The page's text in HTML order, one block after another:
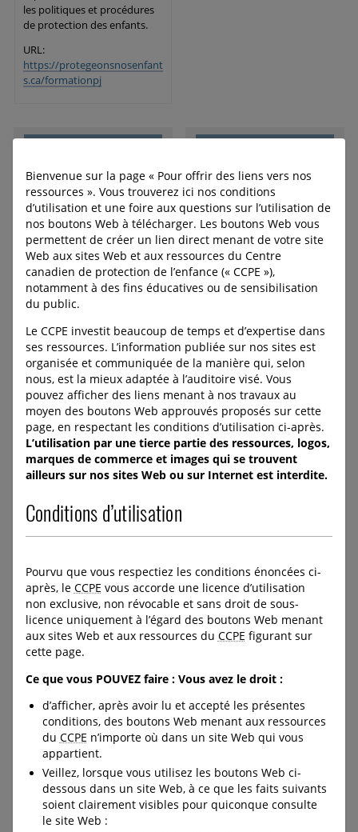
les politiques et procédures
de protection des enfants.
URL:
https://protegeonsnosenfant
s.ca/formationpj
FULL-WIDTH
Leçons numériques sur
la sécurité en ligne
pour le secondaire
éducateurs d’aborder des
sujets comme les relations
saines et malsaines, les
stéréotypes nuisibles, le
consentement sexuel et la
violence sexuelle, la
sextorsion, les hypertrucages
générés par l’IA et les sources
d’aide pour les adolescents.
URL:
s.ca/fr/commander/produit/
325:fr/
FULL-WIDTH
Enfants avertis
Enfants avertis est un
programme d’éducation à
élèves de la maternelle
jusqu’au secondaire. Il a pour
objectif d’aider les
enseignantes et enseignants
à apprendre aux enfants et
aux adolescents des
stratégies d’autoprotection
efficaces à travers des
activités amusantes,
interactives et adaptées à
leur âge, de manière à
la vraie vie.
https://www.enfantsavertis.c
a
C-LEA-PROGRAM-BANNER
C-DOWNLOAD-BUTTON--
Cahiers d’activités et
bandes dessinées pour
les enfants et les
jeunes
C-DOWNLOAD-BUTTON--
l’ère numérique
Cette brochure renseigne les
Bienvenue sur la page « Pour offrir des liens vers nos
ressources ». Vous trouverez ici nos conditions
d’utilisation et une foire aux questions sur l’utilisation de
nos boutons Web à télécharger. Les boutons Web vous
permettent de créer un lien direct menant de votre site
Web aux sites Web et aux ressources du Centre
canadien de protection de l’enfance (« CCPE »),
notamment à des fins éducatives ou de sensibilisation
du public.
Le CCPE investit beaucoup de temps et d’expertise dans
ses ressources. L’information publiée sur nos sites est
organisée et communiquée de la manière qui, selon
nous, est la mieux adaptée à l’auditoire visé. Vous
pouvez afficher des liens menant à nos travaux au
moyen des boutons Web approuvés proposés sur cette
page, en respectant les conditions d’utilisation ci-après.
L’utilisation par une tierce partie des ressources, logos,
marques de commerce et images qui se trouvent
ailleurs sur nos sites Web ou sur Internet est interdite.
Conditions d’utilisation
Pourvu que vous respectiez les conditions énoncées ci-
après, le CCPE vous accorde une licence d’utilisation
non exclusive, non révocable et sans droit de sous-
licence uniquement à l’égard des boutons Web menant
aux sites Web et aux ressources du CCPE figurant sur
cette page.
Ce que vous POUVEZ faire : Vous avez le droit :
d’afficher, après avoir lu et accepté les présentes
conditions, des boutons Web menant aux ressources
du CCPE n’importe où dans un site Web qui vous
appartient.
Veillez, lorsque vous utilisez les boutons Web ci-
dessous dans un site Web, à ce que les faits suivants
soient clairement visibles pour quiconque consulte
le site Web :